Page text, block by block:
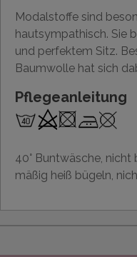
Modalstoffe sind
hautsympathisch. Sie
und perfektem Sitz.
Baumwolle hat sich
Pflegeanleitung
40° Buntwäsche,
mäßig heiß bügeln,